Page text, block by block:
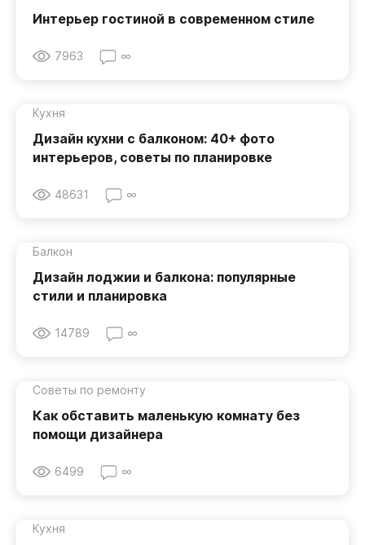
Интерьер гостиной в современном стиле
7963 ∞
Кухня
Дизайн кухни с балконом: 40+ фото
интерьеров, советы по планировке
48631 ∞
Балкон
Дизайн лоджии и балкона: популярные
стили и планировка
14789 ∞
Советы по ремонту
Как обставить маленькую комнату без
помощи дизайнера
6499 ∞
Кухня